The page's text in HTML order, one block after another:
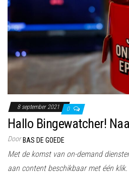
8 september 2021 0
Hallo Bingewatcher!
Door BAS DE GOEDE
Met de komst van on-demand
aan content beschikbaar met één